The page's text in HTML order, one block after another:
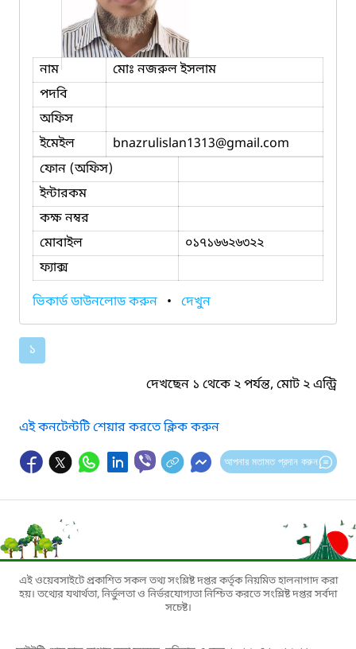
নাম
মোঃ নজরুল ইসলাম
পদবি
অফিস
ইমেইল
bnazrulislan1313@gmail.com
ফোন (অফিস)
ইন্টারকম
কক্ষ নম্বর
মোবাইল
০১৭১৬৬২৬৩২২
ফ্যাক্স
ভিকার্ড ডাউনলোড করুন • দেখুন
১
দেখছেন ১ থেকে ২ পর্যন্ত, মোট ২ এন্ট্রি
এই কনটেন্টটি শেয়ার করতে ক্লিক করুন
আপনার মতামত প্রদান করুন
এই ওয়েবসাইটে প্রকাশিত সকল তথ্য সংশ্লিষ্ট দপ্তর কর্তৃক নিয়মিত হালনাগাদ করা
হয়। তথ্যের যথার্থতা, নির্ভুলতা ও নির্ভরযোগ্যতা নিশ্চিত করতে সংশ্লিষ্ট দপ্তর সর্বদা
সচেষ্ট।